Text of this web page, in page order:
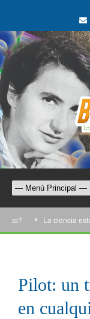
La ciencia esta
Pilot: un
en